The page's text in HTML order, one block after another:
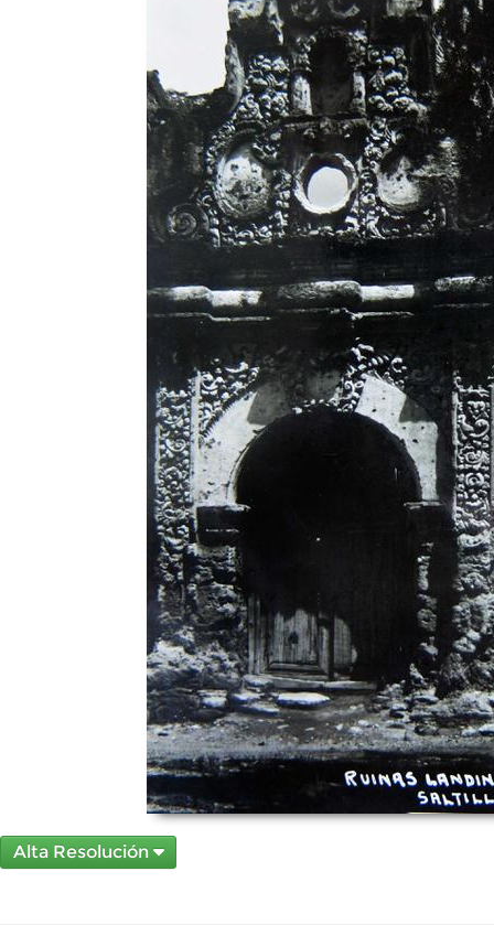
Alta Resolución